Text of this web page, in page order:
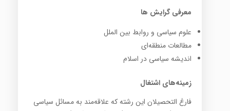
معرفی گرایش ها
علوم سياسي و روابط بين الملل
مطالعات منطقه‌اي
انديشه سياسي در اسلام
زمينه‌هاي اشتغال
فارغ التحصيلان اين رشته که علاقه‌مند به مسائل سياسي